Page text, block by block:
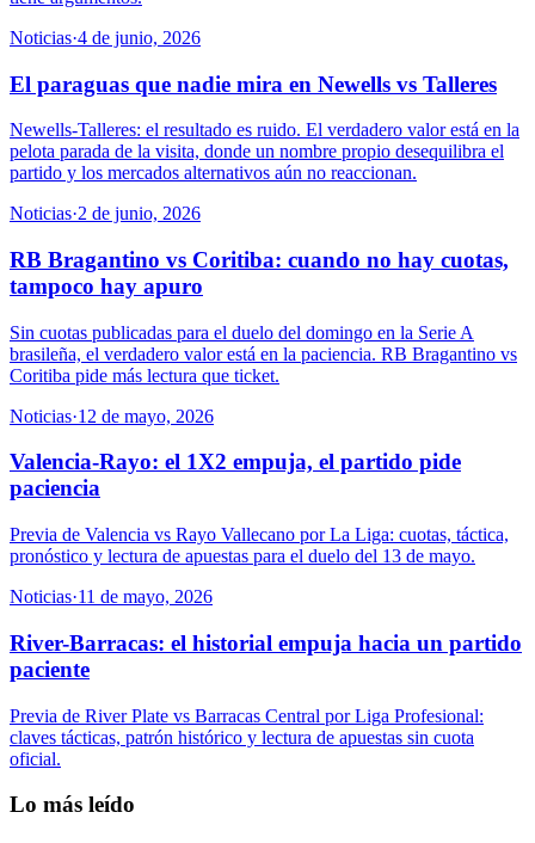
Noticias·4 de junio, 2026
El paraguas que nadie mira en Newells vs Talleres
Newells-Talleres: el resultado es ruido. El verdadero valor está en la
pelota parada de la visita, donde un nombre propio desequilibra el
partido y los mercados alternativos aún no reaccionan.
Noticias·2 de junio, 2026
RB Bragantino vs Coritiba: cuando no hay cuotas,
tampoco hay apuro
Sin cuotas publicadas para el duelo del domingo en la Serie A
brasileña, el verdadero valor está en la paciencia. RB Bragantino vs
Coritiba pide más lectura que ticket.
Noticias·12 de mayo, 2026
Valencia-Rayo: el 1X2 empuja, el partido pide
paciencia
Previa de Valencia vs Rayo Vallecano por La Liga: cuotas, táctica,
pronóstico y lectura de apuestas para el duelo del 13 de mayo.
Noticias·11 de mayo, 2026
River-Barracas: el historial empuja hacia un partido
paciente
Previa de River Plate vs Barracas Central por Liga Profesional:
claves tácticas, patrón histórico y lectura de apuestas sin cuota
oficial.
Lo más leído